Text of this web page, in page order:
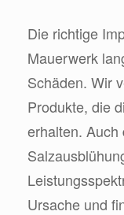
Die richtige
Mauerwerk
Schäden. Wir
Produkte, die
erhalten. Auch
Ursache und